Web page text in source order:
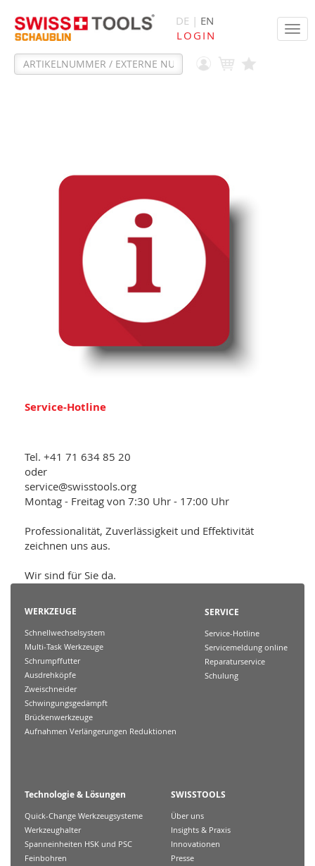
DE | EN
LOGIN
Service-Hotline
Tel. +41 71 634 85 20
oder
service@swisstools.org
Montag - Freitag von 7:30 Uhr - 17:00 Uhr
Professionalität, Zuverlässigkeit und Effektivität
zeichnen uns aus.
Wir sind für Sie da.
WERKZEUGE
Schnellwechselsystem
Multi-Task Werkzeuge
Schrumpffutter
Ausdrehköpfe
Zweischneider
Schwingungsgedämpft
Brückenwerkzeuge
Aufnahmen Verlängerungen Reduktionen
SERVICE
Service-Hotline
Servicemeldung online
Reparaturservice
Schulung
Technologie & Lösungen
Quick-Change Werkzeugsysteme
Werkzeughalter
Spanneinheiten HSK und PSC
Feinbohren
SWISSTOOLS
Über uns
Insights & Praxis
Innovationen
Presse